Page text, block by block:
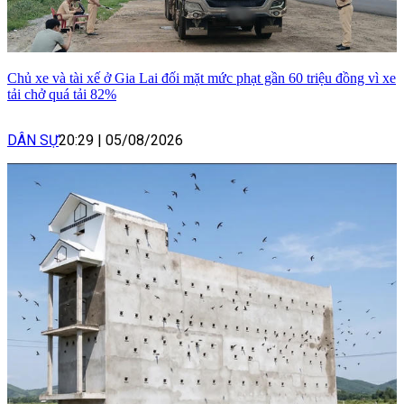
Chủ xe và tài xế ở Gia Lai đối mặt mức phạt gần 60 triệu đồng vì xe
tải chở quá tải 82%
DÂN SỰ20:29 05/08/2026